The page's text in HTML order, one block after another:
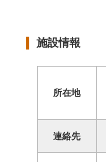
施設情報
所在地
連絡先